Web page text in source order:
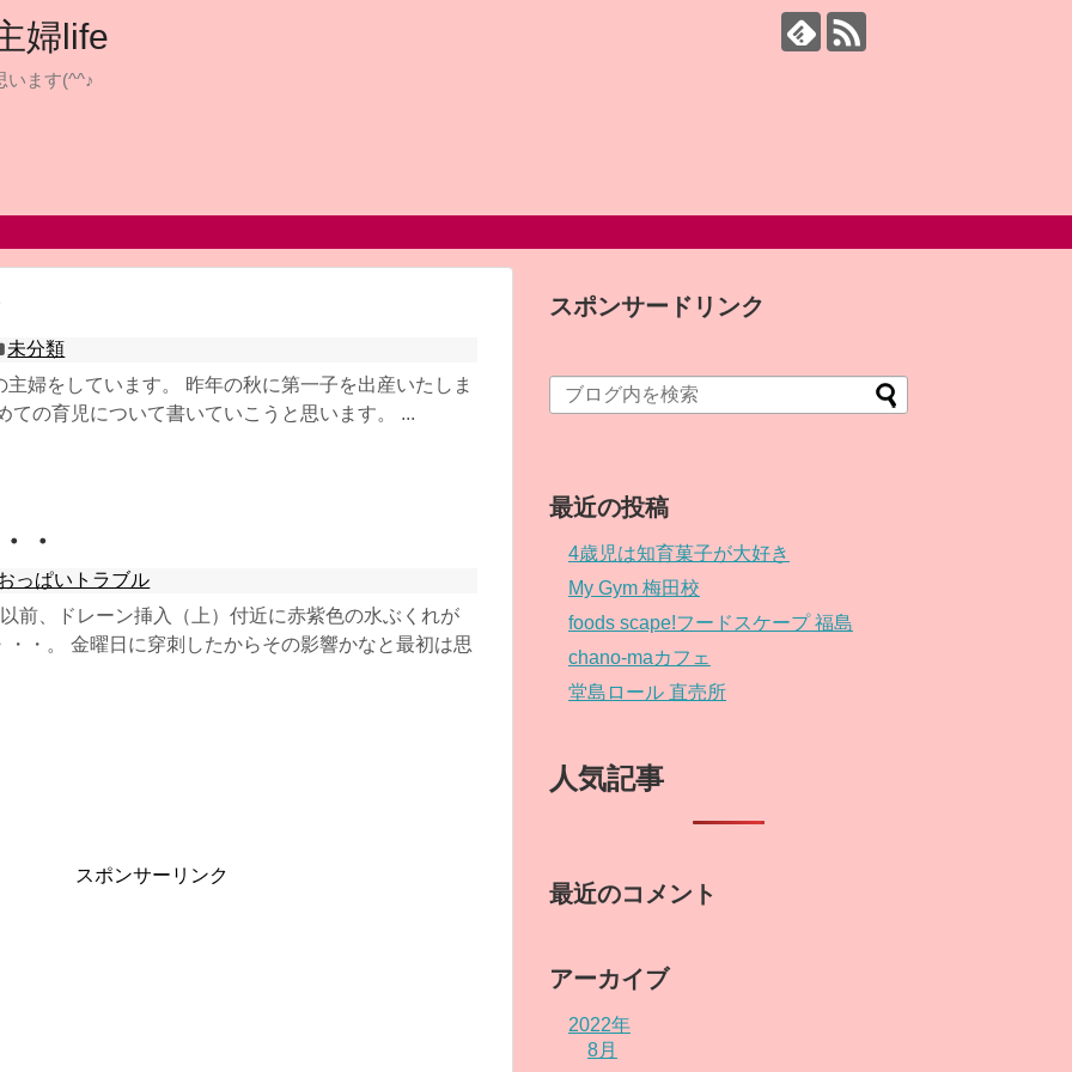
婦life
います(^^♪
未分類
主婦をしています。 昨年の秋に第一子を出産いたしま
ての育児について書いていこうと思います。 ...
・
っぱいトラブル
前、ドレーン挿入（上）付近に赤紫色の水ぶくれが
・・。 金曜日に穿刺したからその影響かなと最初は思
スポンサーリンク
スポンサードリンク
最近の投稿
4歳児は知育菓子が大好き
My Gym 梅田校
foods scape!フードスケープ 福島
chano-maカフェ
堂島ロール 直売所
人気記事
最近のコメント
アーカイブ
2022年
8月